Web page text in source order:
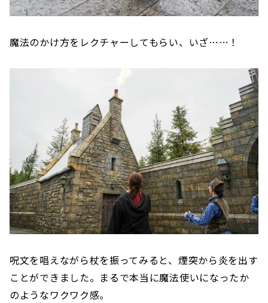
魔法のかけ方をレクチャーしてもらい、いざ……！
呪文を唱えながら杖を振ってみると、煙突から炎を出す
ことができました。まるで本当に魔法使いになったか
のようなワクワク感。